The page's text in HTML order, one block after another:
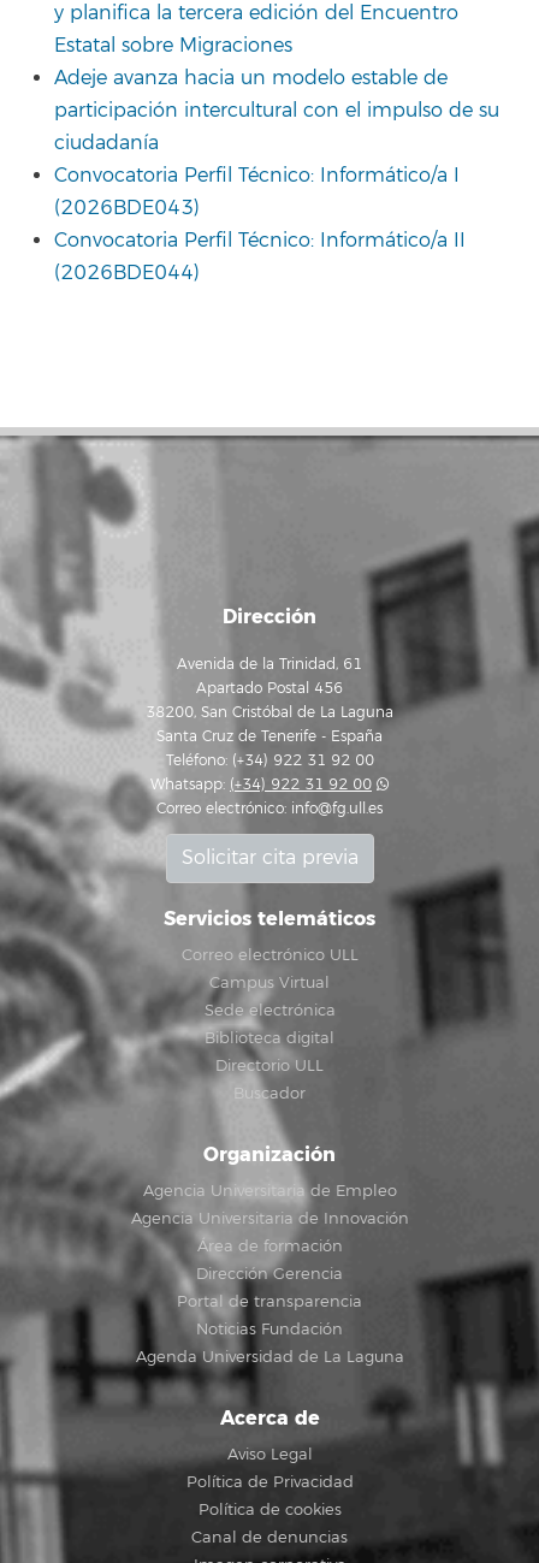
y planifica la tercera edición del Encuentro
Estatal sobre Migraciones
Adeje avanza hacia un modelo estable de
participación intercultural con el impulso de su
ciudadanía
Convocatoria Perfil Técnico: Informático/a I
(2026BDE043)
Convocatoria Perfil Técnico: Informático/a II
(2026BDE044)
Dirección
Avenida de la Trinidad, 61
Apartado Postal 456
38200, San Cristóbal de La Laguna
Santa Cruz de Tenerife - España
Teléfono: (+34) 922 31 92 00
Whatsapp: (+34) 922 31 92 00
Correo electrónico: info@fg.ull.es
Solicitar cita previa
Servicios telemáticos
Correo electrónico ULL
Campus Virtual
Sede electrónica
Biblioteca digital
Directorio ULL
Buscador
Organización
Agencia Universitaria de Empleo
Agencia Universitaria de Innovación
Área de formación
Dirección Gerencia
Portal de transparencia
Noticias Fundación
Agenda Universidad de La Laguna
Acerca de
Aviso Legal
Política de Privacidad
Política de cookies
Canal de denuncias